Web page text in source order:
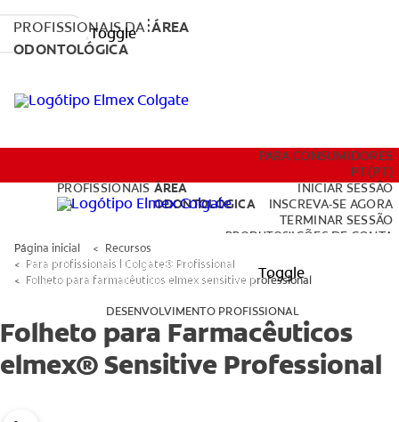
Toggle
DESENVOLVIMENTO PROFISSIONAL
PARA CONSUMIDORES
PROFISSIONAIS DAÁREA
ODONTOLÓGICA
PROFISSIONAIS
DA
ÁREA
ODONTOLÓGICA
PARA CONSUMIDORES
PT (PT)
INICIAR SESSÃO
INSCREVA-SE AGORA
TERMINAR SESSÃO
DEFINIÇÕES DE CONTA
PRODUTOS
DESENVOLVIMENTO PROFISSIONAL
Toggle
Página inicial
Recursos
Para profissionais | Colgate® Profissional
Folheto para farmacêuticos elmex sensitive professional
Folheto para Farmacêuticos
elmex® Sensitive Professional